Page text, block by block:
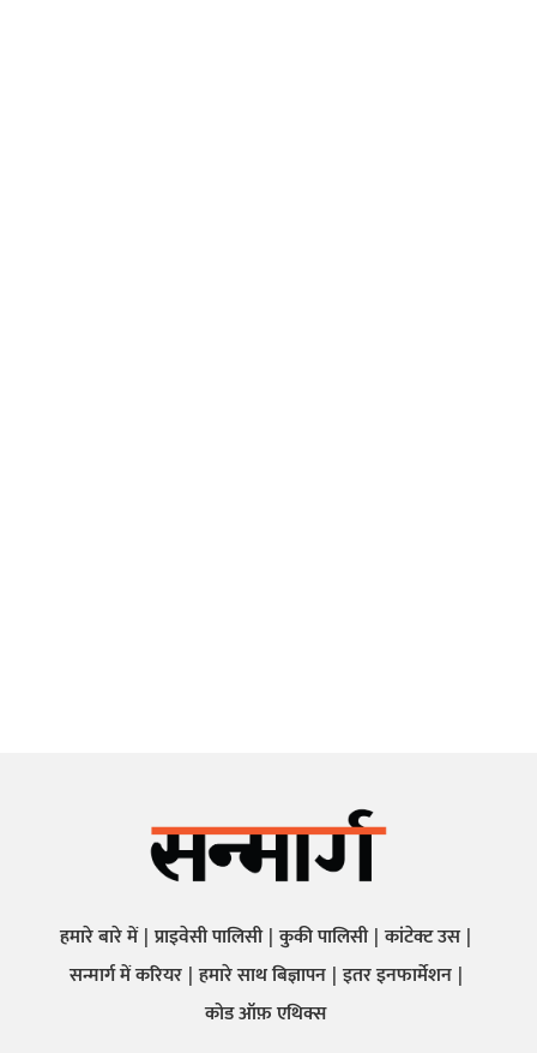
हमारे बारे में प्राइवेसी पालिसी कुकी पालिसी कांटेक्ट उस
सन्मार्ग में करियर हमारे साथ बिज्ञापन इतर इनफार्मेशन
कोड ऑफ़ एथिक्स